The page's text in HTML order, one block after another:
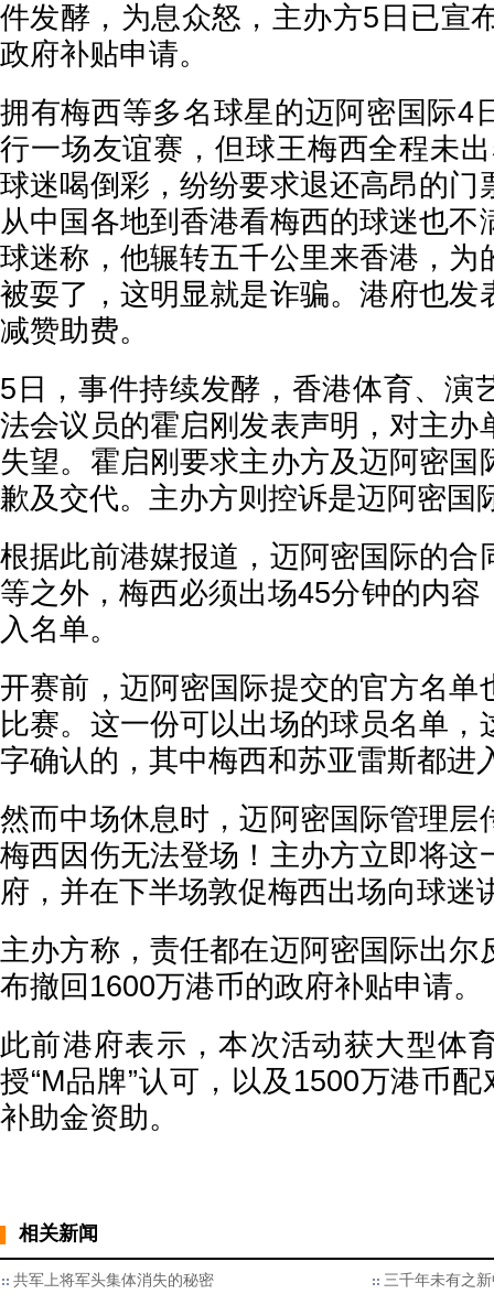
件发酵，为息众怒，主办方5日已宣
政府补贴申请。
拥有梅西等多名球星的迈阿密国际4
行一场友谊赛，但球王梅西全程未
球迷喝倒彩，纷纷要求退还高昂的门
从中国各地到香港看梅西的球迷也不
球迷称，他辗转五千公里来香港，为
被耍了，这明显就是诈骗。港府也发
减赞助费。
5日，事件持续发酵，香港体育、演
法会议员的霍启刚发表声明，对主办
失望。霍启刚要求主办方及迈阿密国
歉及交代。主办方则控诉是迈阿密国
根据此前港媒报道，迈阿密国际的合
等之外，梅西必须出场45分钟的内容
入名单。
开赛前，迈阿密国际提交的官方名单
比赛。这一份可以出场的球员名单，
字确认的，其中梅西和苏亚雷斯都进
然而中场休息时，迈阿密国际管理层
梅西因伤无法登场！主办方立即将这
府，并在下半场敦促梅西出场向球迷
主办方称，责任都在迈阿密国际出尔
布撤回1600万港币的政府补贴申请。
此前港府表示，本次活动获大型体
授“M品牌”认可，以及1500万港币
补助金资助。
相关新闻
共军上将军头集体消失的秘密
三千年未有之